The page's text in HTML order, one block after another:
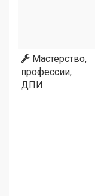
Мастерство,
профессии,
ДПИ